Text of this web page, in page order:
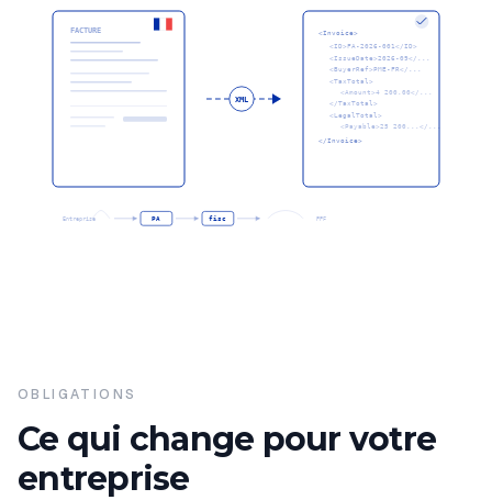
FACTURE
XML
<Invoice>
<ID>FA-2026-001</ID>
<IssueDate>2026-09</...
<BuyerRef>PME-FR</...
<TaxTotal>
<Amount>4 200.00</...
</TaxTotal>
<LegalTotal>
<Payable>25 200...</...
</Invoice>
PA fisc
Entreprise PPF
OBLIGATIONS
Ce qui change pour votre
entreprise